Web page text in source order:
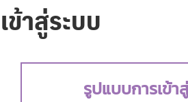
เข้าสู่ระบบ
รูปแบบการเข้า